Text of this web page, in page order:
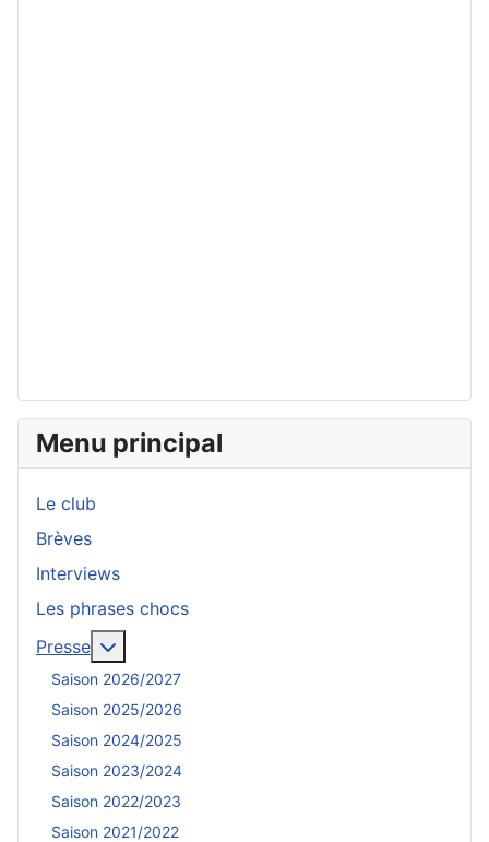
Menu principal
Le club
Brèves
Interviews
Les phrases chocs
Presse
Saison 2026/2027
Saison 2025/2026
Saison 2024/2025
Saison 2023/2024
Saison 2022/2023
Saison 2021/2022